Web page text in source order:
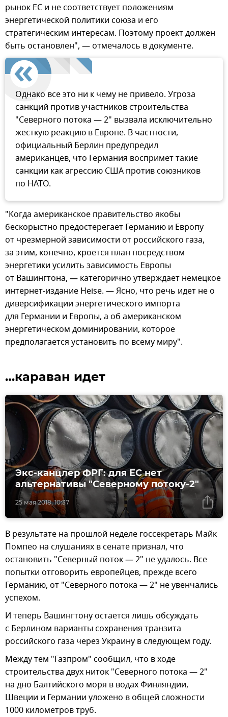
рынок ЕС и не соответствует положениям
энергетической политики союза и его
стратегическим интересам. Поэтому проект должен
быть остановлен", — отмечалось в документе.
Однако все это ни к чему не привело. Угроза
санкций против участников строительства
"Северного потока — 2" вызвала исключительно
жесткую реакцию в Европе. В частности,
официальный Берлин предупредил
американцев, что Германия воспримет такие
санкции как агрессию США против союзников
по НАТО.
"Когда американское правительство якобы
бескорыстно предостерегает Германию и Европу
от чрезмерной зависимости от российского газа,
за этим, конечно, кроется план посредством
энергетики усилить зависимость Европы
от Вашингтона, — категорично утверждает немецкое
интернет-издание Heise. — Ясно, что речь идет не о
диверсификации энергетического импорта
для Германии и Европы, а об американском
энергетическом доминировании, которое
предполагается установить по всему миру".
…караван идет
25 мая 2018, 10:37
Экс-канцлер ФРГ: для ЕС нет
альтернативы "Северному потоку-2"
В результате на прошлой неделе госсекретарь Майк
Помпео на слушаниях в сенате признал, что
остановить "Северный поток — 2" не удалось. Все
попытки отговорить европейцев, прежде всего
Германию, от "Северного потока — 2" не увенчались
успехом.
И теперь Вашингтону остается лишь обсуждать
с Берлином варианты сохранения транзита
российского газа через Украину в следующем году.
Между тем "Газпром" сообщил, что в ходе
строительства двух ниток "Северного потока — 2"
на дно Балтийского моря в водах Финляндии,
Швеции и Германии уложено в общей сложности
1000 километров труб.